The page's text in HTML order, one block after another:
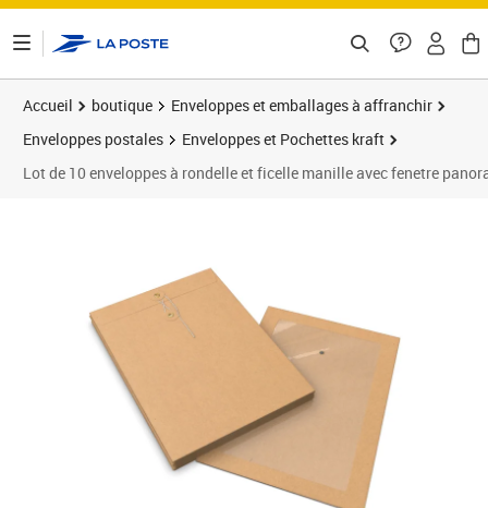
Accueil boutique
Enveloppes et emballages à affranchir
Enveloppes postales
Enveloppes et Pochettes kraft
Lot de 10 enveloppes à rondelle et ficelle manille avec fenetre